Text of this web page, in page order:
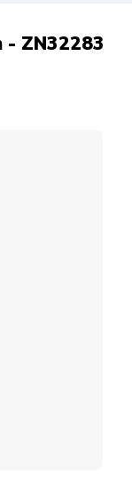
- ZN32283